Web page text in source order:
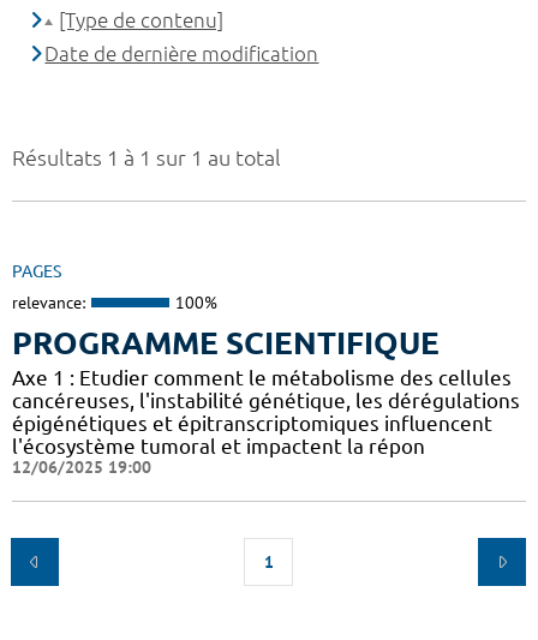
Résultats 1 à 1 sur 1 au total
PAGES
relevance: 100%
PROGRAMME SCIENTIFIQUE
Axe 1 : Etudier comment le métabolisme des cellules
cancéreuses, l'instabilité génétique, les dérégulations
épigénétiques et épitranscriptomiques influencent
l'écosystème tumoral et impactent la répon
12/06/2025 19:00
1
[Type de contenu]
Date de dernière modification